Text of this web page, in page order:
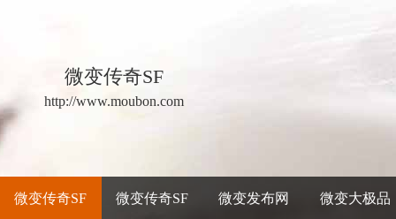
微变传奇SF
http://www.moubon.com
微变传奇SF 微变传奇SF 微变发布网 微变大极品